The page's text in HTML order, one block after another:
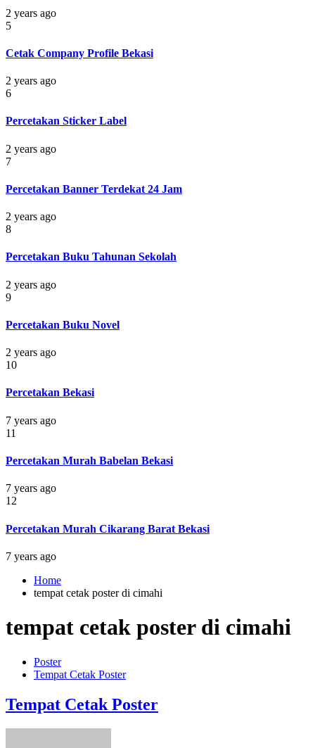
2 years ago
5
Cetak Company Profile Bekasi
2 years ago
6
Percetakan Sticker Label
2 years ago
7
Percetakan Banner Terdekat 24 Jam
2 years ago
8
Percetakan Buku Tahunan Sekolah
2 years ago
9
Percetakan Buku Novel
2 years ago
10
Percetakan Bekasi
7 years ago
11
Percetakan Murah Babelan Bekasi
7 years ago
12
Percetakan Murah Cikarang Barat Bekasi
7 years ago
Home
tempat cetak poster di cimahi
tempat cetak poster di cimahi
Poster
Tempat Cetak Poster
Tempat Cetak Poster